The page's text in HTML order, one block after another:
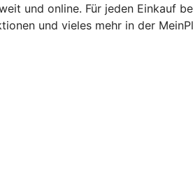
und online. Für jeden Einkauf
und vieles mehr in der